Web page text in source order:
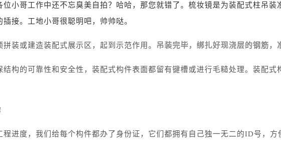
位小哥工作中还不忘臭美自拍？哈哈，那您就错了。梳妆镜是为装配式柱吊
接。工地小哥很聪明吧，帅帅哒。
装或建造装配式展示区，起到示范作用。 吊装完毕，绑扎好现浇层的钢筋，
构的可靠性和安全性，装配式构件表面都留有键槽或进行毛糙处理。装配
进度，我们给每个构件都办了身份证，它们都拥有自己独一无二的ID号，方